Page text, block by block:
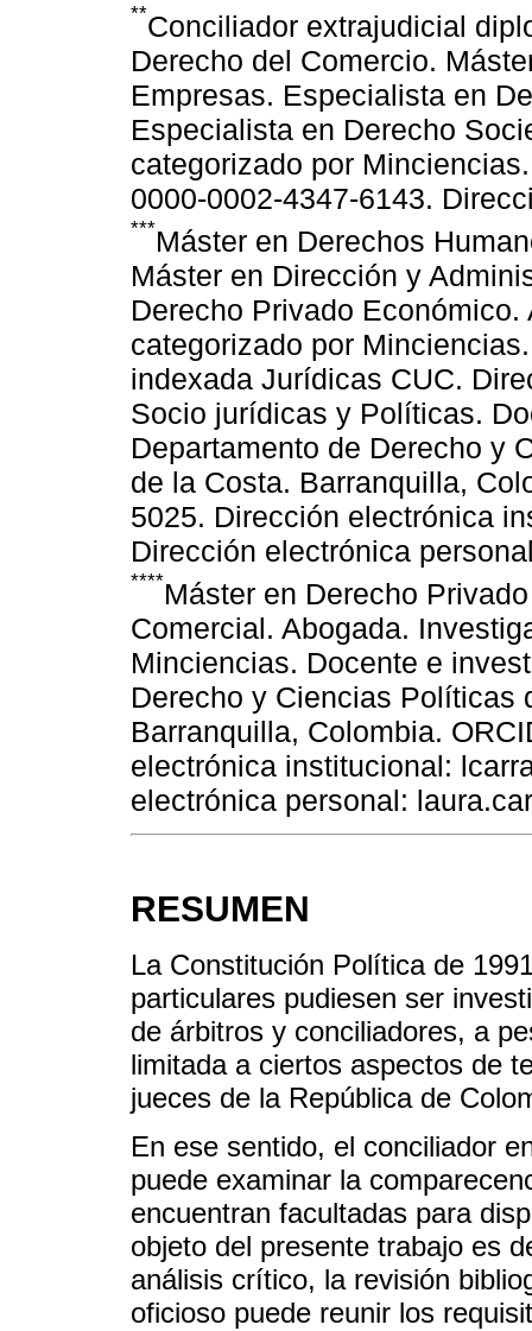
**Conciliador extrajudicial
Derecho del Comercio.
Empresas. Especialista en
Especialista en Derecho
categorizado por
0000-0002-4347-6143.
***Máster en Derechos
Máster en Dirección y
Derecho Privado
categorizado por
indexada Jurídicas CUC.
Socio jurídicas y Políticas.
Departamento de Derecho y
de la Costa. Barranquilla,
5025. Dirección electrónica
Dirección electrónica
****Máster en Derecho
Comercial. Abogada.
Minciencias. Docente e
Derecho y Ciencias Políticas
Barranquilla, Colombia.
electrónica institucional:
electrónica personal:
RESUMEN
La Constitución Política de
particulares pudiesen ser
de árbitros y conciliadores, a
limitada a ciertos aspectos de
jueces de la República de
En ese sentido, el conciliador
puede examinar la
encuentran facultadas para
objeto del presente trabajo es
análisis crítico, la revisión
oficioso puede reunir los